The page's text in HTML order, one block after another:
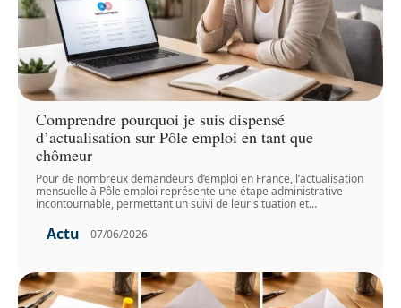
Comprendre pourquoi je suis dispensé
d’actualisation sur Pôle emploi en tant que
chômeur
Pour de nombreux demandeurs d’emploi en France, l’actualisation
mensuelle à Pôle emploi représente une étape administrative
incontournable, permettant un suivi de leur situation et…
Actu 07/06/2026